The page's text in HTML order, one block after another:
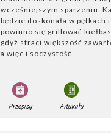
wcześniejszym sparzeniu.
będzie doskonała w pętkach
powinno się grillować
gdyż straci większość
a więc i soczystość.
Przepisy Artykuły